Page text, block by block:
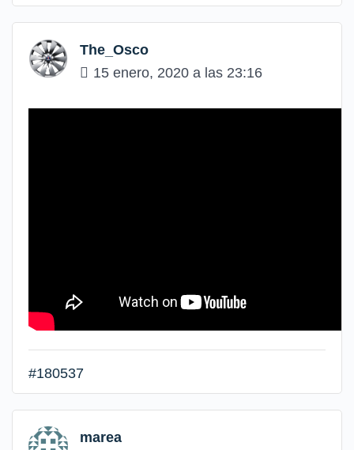
The_Osco
15 enero, 2020 a las 23:16
#180537
marea